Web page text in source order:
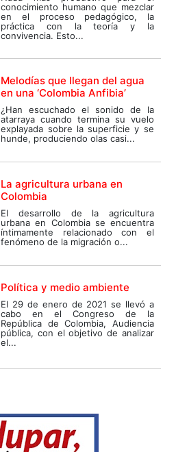
conocimiento humano que mezclar
en el proceso pedagógico, la
práctica con la teoría y la
convivencia. Esto...
Melodías que llegan del agua
en una ‘Colombia Anfibia’
¿Han escuchado el sonido de la
atarraya cuando termina su vuelo
explayada sobre la superficie y se
hunde, produciendo olas casi...
La agricultura urbana en
Colombia
El desarrollo de la agricultura
urbana en Colombia se encuentra
íntimamente relacionado con el
fenómeno de la migración o...
Política y medio ambiente
El 29 de enero de 2021 se llevó a
cabo en el Congreso de la
República de Colombia, Audiencia
pública, con el objetivo de analizar
el...